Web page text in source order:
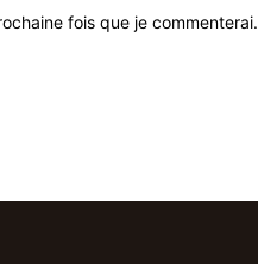
fois que je commenterai.